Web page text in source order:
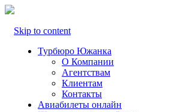
Skip to content
Турбюро Южанка
О Компании
Агентствам
Клиентам
Контакты
Авиабилеты онлайн